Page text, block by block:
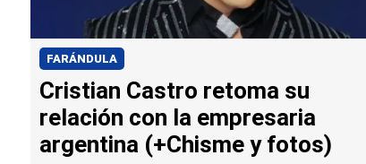
FARÁNDULA
Cristian Castro retoma su
relación con la empresaria
argentina (+Chisme y fotos)